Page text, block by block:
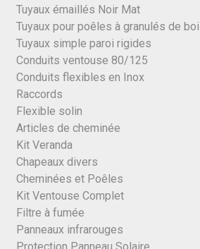
Tuyaux émaillés Noir Mat
Tuyaux pour poêles à granulés de
Tuyaux simple paroi rigides
Conduits ventouse 80/125
Conduits flexibles en Inox
Raccords
Flexible solin
Articles de cheminée
Kit Veranda
Chapeaux divers
Cheminées et Poêles
Kit Ventouse Complet
Filtre à fumée
Panneaux infrarouges
Protection Panneau Solaire